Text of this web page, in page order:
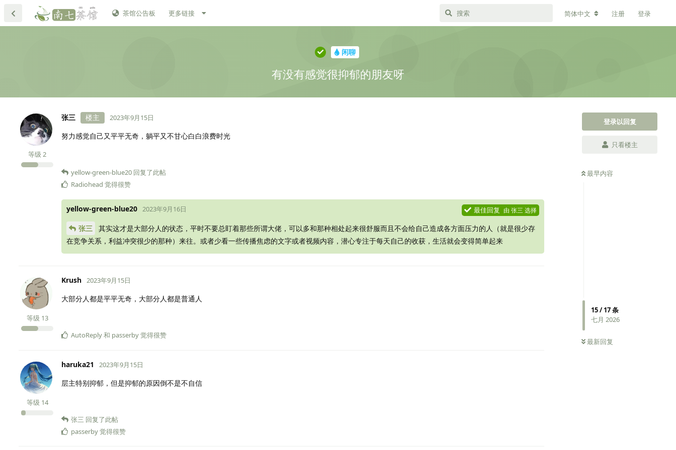
茶馆公告板 更多链接 简体中文 注册 登录
闲聊
有没有感觉很抑郁的朋友呀
登录以回复
只看楼主
最早内容
15/17条
七月 2026
最新回复
张三 楼主
等级 2
2023年9月15日
努力感觉自己又平平无奇，躺平又不甘心白白浪费时光
yellow-green-blue20 回复了此帖
Radiohead 觉得很赞
yellow-green-blue20 2023年9月16日 最佳回复 由 张三 选择
张三
其实这才是大部分人的状态，平时不要总盯着那些所谓大佬，可以多和那种相处起来很舒服而且不会给自己造成各方面压力的人（就是很少存
在竞争关系，利益冲突很少的那种）来往。或者少看一些传播焦虑的文字或者视频内容，潜心专注于每天自己的收获，生活就会变得简单起来
Krush
等级 13
2023年9月15日
大部分人都是平平无奇，大部分人都是普通人
AutoReply和 passerby觉得很赞
haruka21
等级 14
2023年9月15日
层主特别抑郁，但是抑郁的原因倒不是不自信
张三 回复了此帖
passerby觉得很赞